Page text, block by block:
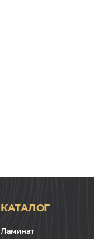
КАТАЛОГ
Ламинат